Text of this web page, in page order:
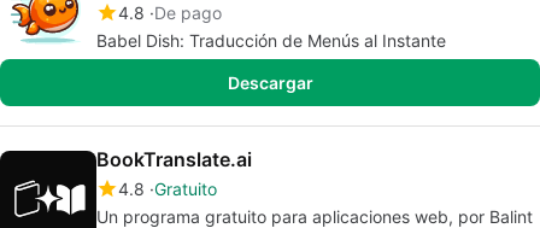
4.8 De pago
Babel Dish: Traducción de Menús al Instante
Descargar
BookTranslate.ai
4.8 Gratuito
Un programa gratuito para aplicaciones web, por Balint